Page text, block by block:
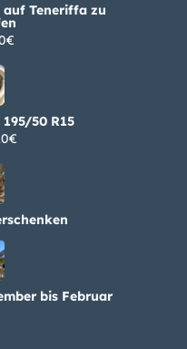
auf Teneriffa zu
50 R15
bis Februar